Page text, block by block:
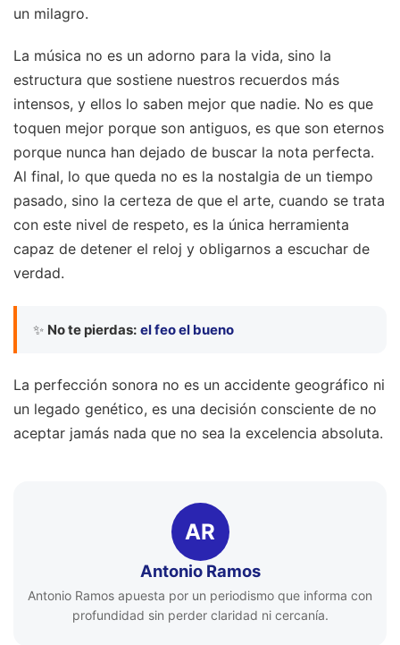
un milagro.
La música no es un adorno para la vida, sino la
estructura que sostiene nuestros recuerdos más
intensos, y ellos lo saben mejor que nadie. No es que
toquen mejor porque son antiguos, es que son eternos
porque nunca han dejado de buscar la nota perfecta.
Al final, lo que queda no es la nostalgia de un tiempo
pasado, sino la certeza de que el arte, cuando se trata
con este nivel de respeto, es la única herramienta
capaz de detener el reloj y obligarnos a escuchar de
verdad.
✨ No te pierdas: el feo el bueno
La perfección sonora no es un accidente geográfico ni
un legado genético, es una decisión consciente de no
aceptar jamás nada que no sea la excelencia absoluta.
AR
Antonio Ramos
Antonio Ramos apuesta por un periodismo que informa con
profundidad sin perder claridad ni cercanía.